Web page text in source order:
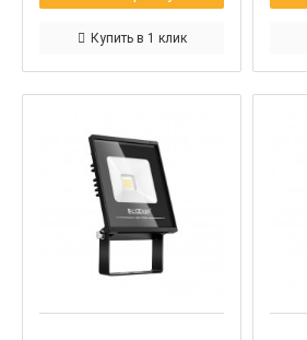
Купить в 1 клик